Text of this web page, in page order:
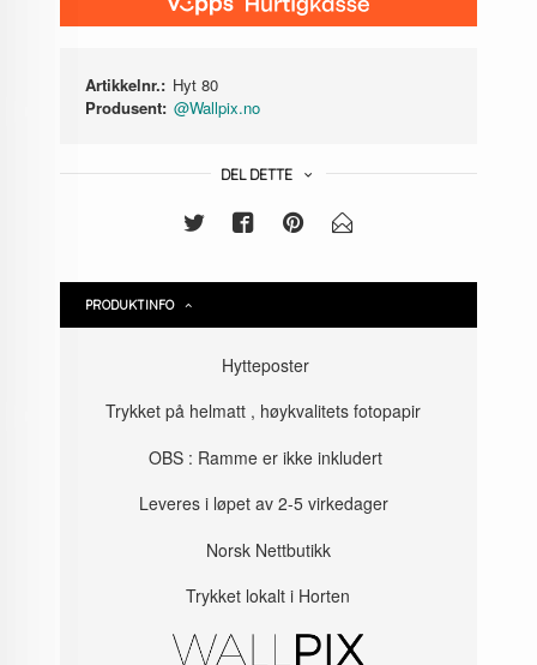
Artikkelnr.: Hyt 80
Produsent: @Wallpix.no
DEL DETTE
PRODUKTINFO
Hytteposter
Trykket på helmatt , høykvalitets fotopapir
OBS : Ramme er ikke inkludert
Leveres i løpet av 2-5 virkedager
Norsk Nettbutikk
Trykket lokalt i Horten